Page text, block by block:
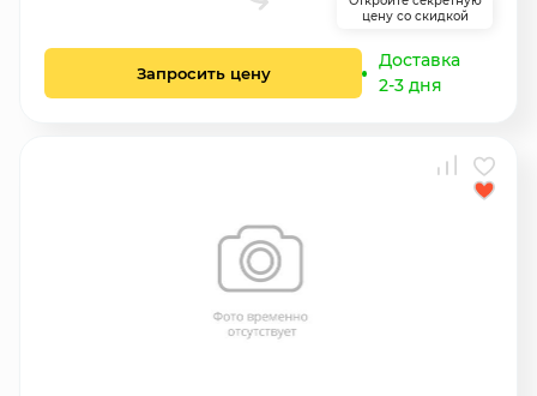
цену со скидкой
Запросить цену
Доставка
2-3 дня